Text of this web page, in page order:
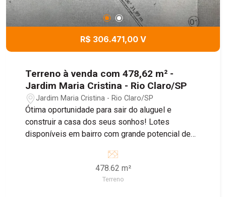
R$ 306.471,00 V
Terreno à venda com 478,62 m² -
Jardim Maria Cristina - Rio Claro/SP
Jardim Maria Cristina - Rio Claro/SP
Ótima oportunidade para sair do aluguel e
construir a casa dos seus sonhos! Lotes
disponíveis em bairro com grande potencial de
478.62 m²
Terreno